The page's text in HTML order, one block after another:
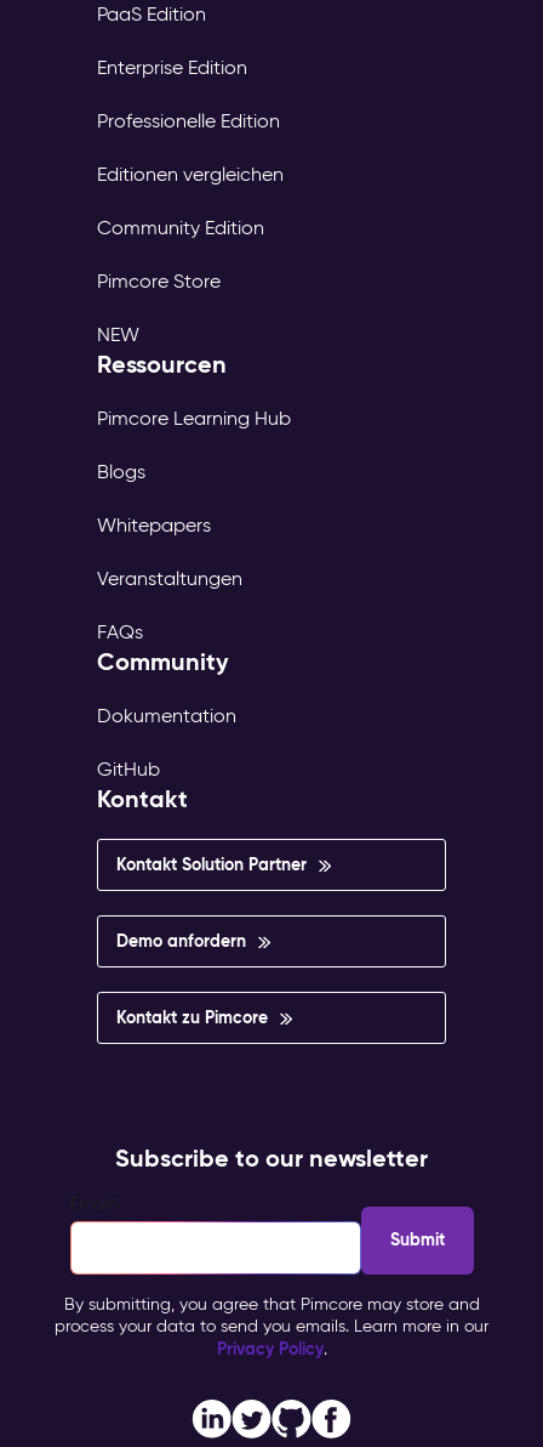
PaaS Edition
Enterprise Edition
Professionelle Edition
Editionen vergleichen
Community Edition
Pimcore Store
NEW
Ressourcen
Pimcore Learning Hub
Blogs
Whitepapers
Veranstaltungen
FAQs
Community
Dokumentation
GitHub
Kontakt
Kontakt Solution Partner
Demo anfordern
Kontakt zu Pimcore
Subscribe to our newsletter
By submitting, you agree that Pimcore may store and
process your data to send you emails. Learn more in our
Privacy Policy.